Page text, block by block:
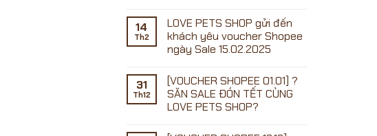
bình
luận
ở
ĐẦU
THÁNG
01.07
–
SĂN
14
Th2
LOVE PETS SHOP gửi đến
khách yêu voucher Shopee
ngày Sale 15.02.2025
bình
luận
ở
LOVE
31
Th12
[VOUCHER SHOPEE 01.01] ?
SĂN SALE ĐÓN TẾT CÙNG
LOVE PETS SHOP?